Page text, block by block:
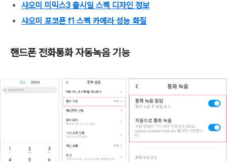
샤오미 미믹스3 출시일 스펙 디자인 정보
샤오미 포코폰 f1 스펙 카메라 성능 화질
핸드폰 전화통화 자동녹음 기능